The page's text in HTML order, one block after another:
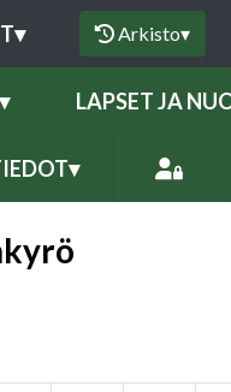
▾ Arkisto▾
LAPSET JA
▾